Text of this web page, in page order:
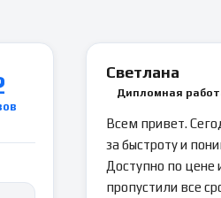
Светлана
Дипломная
Всем привет.
за быстроту и
Доступно по цене
пропустили все